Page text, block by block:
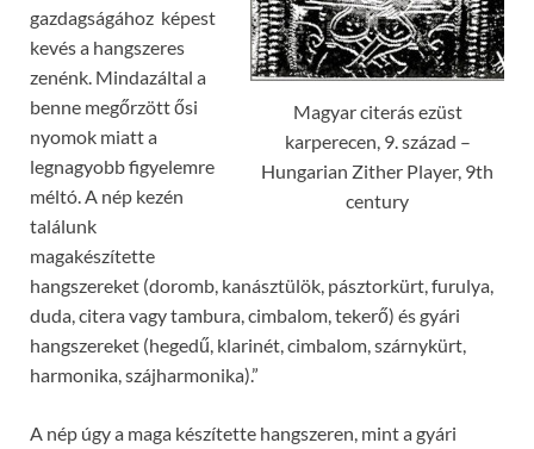
Magyar citerás ezüst
karperecen, 9. század –
Hungarian Zither Player, 9th
century
gazdagságához képest
kevés a hangszeres
zenénk. Mindazáltal a
benne megőrzött ősi
nyomok miatt a
legnagyobb figyelemre
méltó. A nép kezén
találunk
magakészítette
hangszereket (doromb, kanásztülök, pásztorkürt, furulya,
duda, citera vagy tambura, cimbalom, tekerő) és gyári
hangszereket (hegedű, klarinét, cimbalom, szárnykürt,
harmonika, szájharmonika).”
A nép úgy a maga készítette hangszeren, mint a gyári